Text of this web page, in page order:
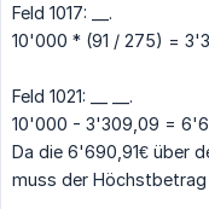
Feld 1017: __.
10'000 * (91 / 275) =
Feld 1021: __ __.
10'000 - 3'309,09 =
Da die 6'690,91€ über
muss der